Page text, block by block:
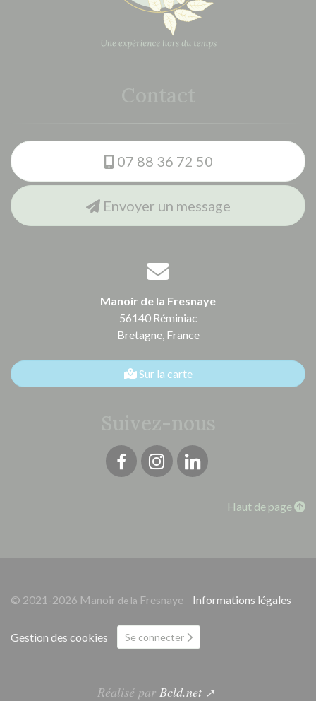
07 88 36 72 50
Envoyer un message
Manoir de la Fresnaye
56140 Réminiac
Bretagne, France
Sur la carte
Haut de page
© 2021-2026 Manoir de la Fresnaye Informations légales
Gestion des cookies Se connecter
Réalisé par Bcld.net